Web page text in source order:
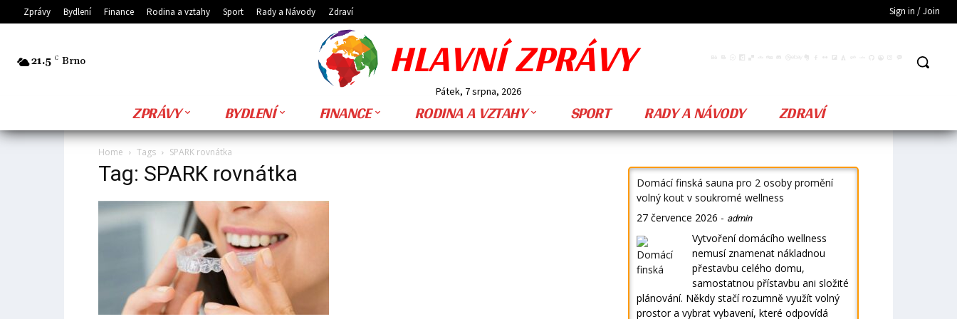
Zprávy Bydlení Finance Rodina a vztahy Sport Rady a Návody Zdraví Sign in / Join
21.5 C Brno HLAVNÍ ZPRÁVY
Pátek, 7 srpna, 2026
ZPRÁVY BYDLENÍ FINANCE RODINA A VZTAHY SPORT RADY A NÁVODY ZDRAVÍ
Home Tags SPARK rovnátka
Tag: SPARK rovnátka
Domácí finská sauna pro 2 osoby promění
volný kout v soukromé wellness
27 července 2026 - admin
Vytvoření domácího wellness
nemusí znamenat nákladnou
přestavbu celého domu,
samostatnou přístavbu ani složité
plánování. Někdy stačí rozumně využít volný
prostor a vybrat vybavení, které odpovídá